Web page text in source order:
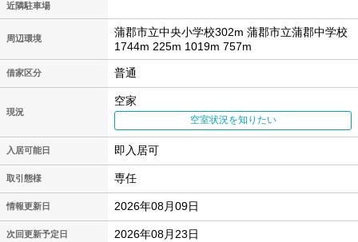
近隣駐車場
周辺環境
蒲郡市立中央小学校302m 蒲郡市立蒲郡中学校
1744m 225m 1019m 757m
借家区分 普通
現況
空家
空室状況を知りたい
入居可能日 即入居可
取引態様 専任
情報更新日 2026年08月09日
次回更新予定日 2026年08月23日